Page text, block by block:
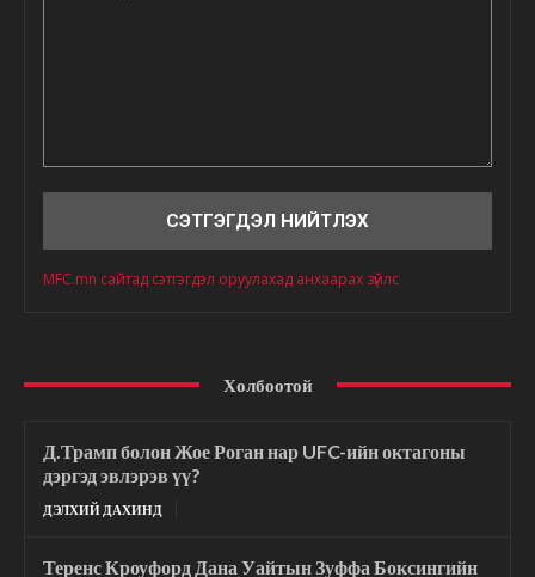
MFC.mn сайтад сэтгэгдэл оруулахад анхаарах зүйлс
Холбоотой
Д.Трамп болон Жое Роган нар UFC-ийн октагоны
дэргэд эвлэрэв үү?
ДЭЛХИЙ ДАХИНД
Теренс Кроуфорд Дана Уайтын Зуффа Боксингийн